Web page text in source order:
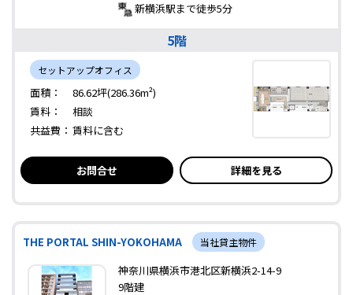
新横浜駅まで徒歩5分
5階
セットアップオフィス
面積：
86.62坪(286.36m²)
賃料：
相談
共益費： 賃料に含む
お問合せ 詳細を見る
THE PORTAL SHIN-YOKOHAMA 当社貸主物件
神奈川県横浜市港北区新横浜2-14-9
9階建